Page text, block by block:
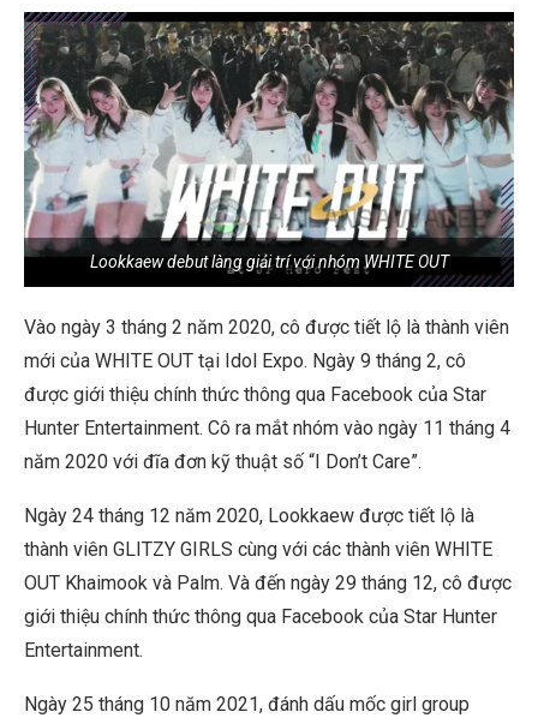
Lookkaew debut làng giải trí với nhóm WHITE OUT
Vào ngày 3 tháng 2 năm 2020, cô được tiết lộ là thành viên
mới của WHITE OUT tại Idol Expo. Ngày 9 tháng 2, cô
được giới thiệu chính thức thông qua Facebook của Star
Hunter Entertainment. Cô ra mắt nhóm vào ngày 11 tháng 4
năm 2020 với đĩa đơn kỹ thuật số “I Don’t Care”.
Ngày 24 tháng 12 năm 2020, Lookkaew được tiết lộ là
thành viên GLITZY GIRLS cùng với các thành viên WHITE
OUT Khaimook và Palm. Và đến ngày 29 tháng 12, cô được
giới thiệu chính thức thông qua Facebook của Star Hunter
Entertainment.
Ngày 25 tháng 10 năm 2021, đánh dấu mốc girl group